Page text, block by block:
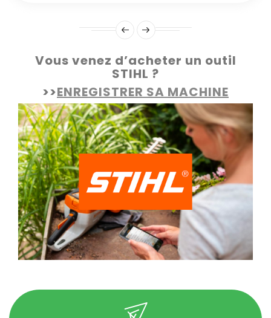
Vous venez d’acheter un outil
STIHL ?
>>ENREGISTRER SA MACHINE